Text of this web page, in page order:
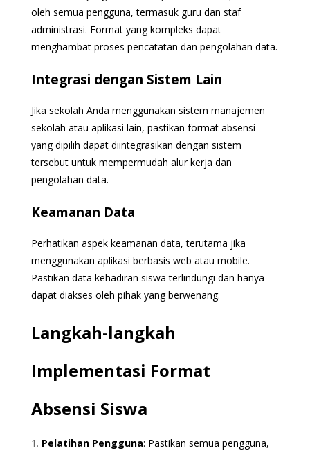
oleh semua pengguna, termasuk guru dan staf
administrasi. Format yang kompleks dapat
menghambat proses pencatatan dan pengolahan data.
Integrasi dengan Sistem Lain
Jika sekolah Anda menggunakan sistem manajemen
sekolah atau aplikasi lain, pastikan format absensi
yang dipilih dapat diintegrasikan dengan sistem
tersebut untuk mempermudah alur kerja dan
pengolahan data.
Keamanan Data
Perhatikan aspek keamanan data, terutama jika
menggunakan aplikasi berbasis web atau mobile.
Pastikan data kehadiran siswa terlindungi dan hanya
dapat diakses oleh pihak yang berwenang.
Langkah-langkah
Implementasi Format
Absensi Siswa
Pelatihan Pengguna: Pastikan semua pengguna,